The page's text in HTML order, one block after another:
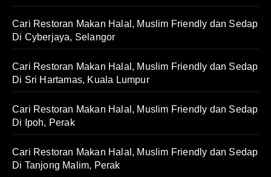
Cari Restoran Makan Halal, Muslim Friendly dan Sedap
Di Cyberjaya, Selangor
Cari Restoran Makan Halal, Muslim Friendly dan Sedap
Di Sri Hartamas, Kuala Lumpur
Cari Restoran Makan Halal, Muslim Friendly dan Sedap
Di Ipoh, Perak
Cari Restoran Makan Halal, Muslim Friendly dan Sedap
Di Tanjong Malim, Perak